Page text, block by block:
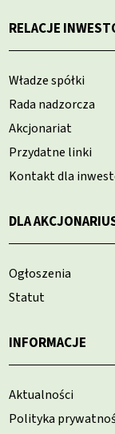
RELACJE
Władze spółki
Rada nadzorcza
Akcjonariat
Przydatne linki
Kontakt dla
DLA
Ogłoszenia
Statut
INFORMACJE
Aktualności
Polityka